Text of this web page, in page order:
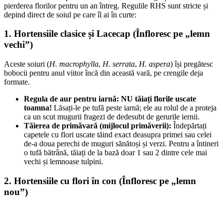
pierderea florilor pentru un an întreg. Regulile RHS sunt stricte și
depind direct de soiul pe care îl ai în curte:
1. Hortensiile clasice și Lacecap (Înfloresc pe „lemn
vechi”)
Aceste soiuri (H. macrophylla, H. serrata, H. aspera) își pregătesc
bobocii pentru anul viitor încă din această vară, pe crengile deja
formate.
Regula de aur pentru iarnă: NU tăiați florile uscate
toamna! Lăsați-le pe tufă peste iarnă; ele au rolul de a proteja
ca un scut mugurii fragezi de dedesubt de gerurile iernii.
Tăierea de primăvară (mijlocul primăverii): Îndepărtați
capetele cu flori uscate tăind exact deasupra primei sau celei
de-a doua perechi de muguri sănătoși și verzi. Pentru a întineri
o tufă bătrână, tăiați de la bază doar 1 sau 2 dintre cele mai
vechi și lemnoase tulpini.
2. Hortensiile cu flori în con (Înfloresc pe „lemn
nou”)